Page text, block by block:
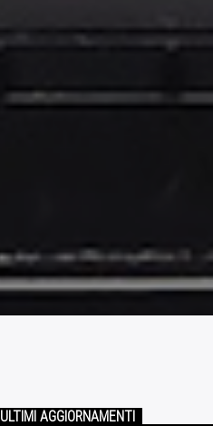
ULTIMI AGGIORNAMENTI